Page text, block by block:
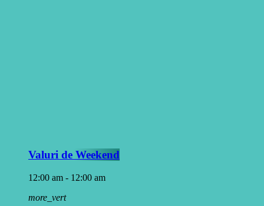
Valuri de Weekend
12:00 am - 12:00 am
more_vert